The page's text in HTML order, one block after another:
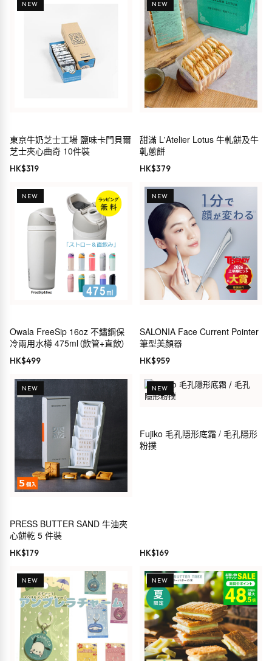
NEW
東京牛奶芝士工場 鹽味卡門貝爾
芝士夾心曲奇 10件裝
HK$319
NEW
甜滿 L'Atelier Lotus 牛軋餅及牛
軋蔥餅
HK$379
NEW
Owala FreeSip 16oz 不鏽鋼保
冷兩用水樽 475ml（飲管+直飲）
HK$499
NEW
SALONIA Face Current Pointer
筆型美顏器
HK$959
NEW
PRESS BUTTER SAND 牛油夾
心餅乾 5 件裝
HK$179
NEW
Fujiko 毛孔隱形底霜 / 毛孔隱形
粉撲
HK$169
NEW NEW